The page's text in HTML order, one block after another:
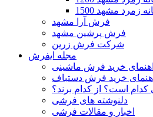
شانه زمرد مشهد
فرش آرا مشهد
فرش پرشین مشهد
شرکت فرش زرین
مجله ایفرش
خرید فرش ماشینی
خرید فرش دستباف
است؟ از کدام برند؟
دلنوشته های فرشی
اخبار و مقالات فرشی